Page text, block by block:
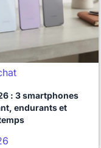
: 3 smartphones
endurants et